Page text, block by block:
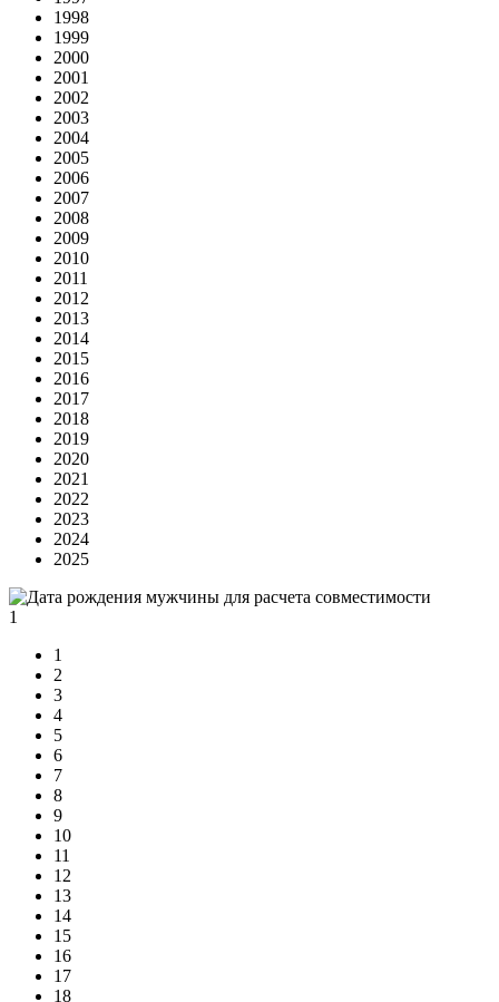
1998
1999
2000
2001
2002
2003
2004
2005
2006
2007
2008
2009
2010
2011
2012
2013
2014
2015
2016
2017
2018
2019
2020
2021
2022
2023
2024
2025
1
1
2
3
4
5
6
7
8
9
10
11
12
13
14
15
16
17
18